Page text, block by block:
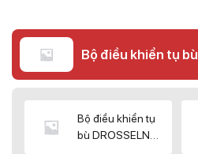
Bộ điều khiển tụ bù
Bộ điều khiển tụ
bù DROSSELN